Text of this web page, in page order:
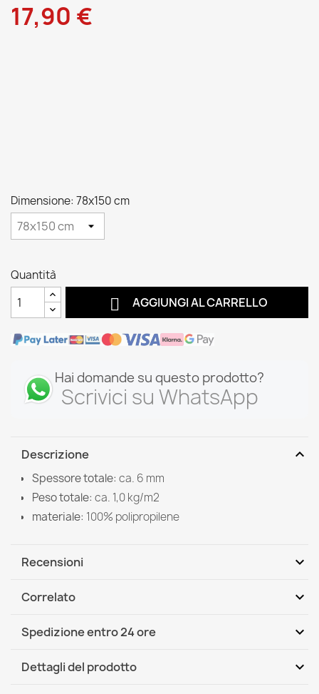
17,90 €
Dimensione: 78x150 cm
Quantità
 AGGIUNGI AL CARRELLO
Hai domande su questo prodotto?
Scrivici su WhatsApp
Descrizione expand_more
Spessore totale: ca. 6 mm
Peso totale: ca. 1,0 kg/m2
materiale: 100% polipropilene
Recensioni expand_more
Correlato expand_more
Spedizione entro 24 ore expand_more
DHL / GLS International
Dettagli del prodotto expand_more